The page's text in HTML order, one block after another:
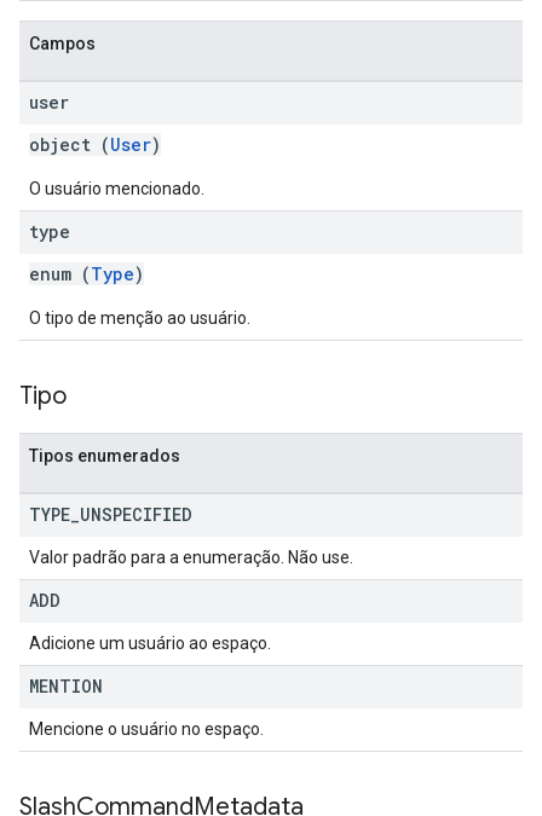
Campos
user
object (User)
O usuário mencionado.
type
enum (Type)
O tipo de menção ao usuário.
Tipo
Tipos enumerados
TYPE UNSPECIFIED
Valor padrão para a enumeração. Não use.
ADD
Adicione um usuário ao espaço.
MENTION
Mencione o usuário no espaço.
SlashCommandMetadata